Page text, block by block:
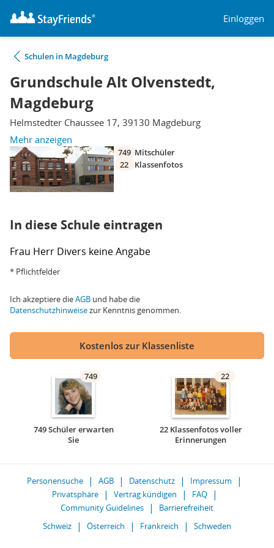
Einloggen
Schulen in Magdeburg
Grundschule Alt Olvenstedt,
Magdeburg
Helmstedter Chaussee 17, 39130 Magdeburg
Mehr anzeigen
749 Mitschüler
22
Klassenfotos
In diese Schule eintragen
Frau Herr Divers keine Angabe
* Pflichtfelder
Ich akzeptiere dieAGB und habe die
Datenschutzhinweisezur Kenntnis genommen.
Kostenlos zur Klassenliste
749
749 Schüler erwarten
Sie
22
22 Klassenfotos voller
Erinnerungen
Personensuche AGB Datenschutz
Impressum
Privatsphäre
Vertrag kündigen
FAQ
Community Guidelines
Barrierefreiheit
Schweiz
Österreich Frankreich Schweden